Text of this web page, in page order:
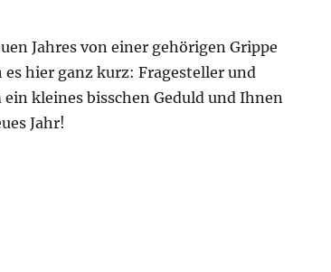
Jahres von einer gehörigen Grippe
hier ganz kurz: Fragesteller und
kleines bisschen Geduld und Ihnen
Jahr!